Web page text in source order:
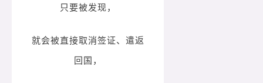
只要被发现，
就会被直接取消签证、遣返
回国，